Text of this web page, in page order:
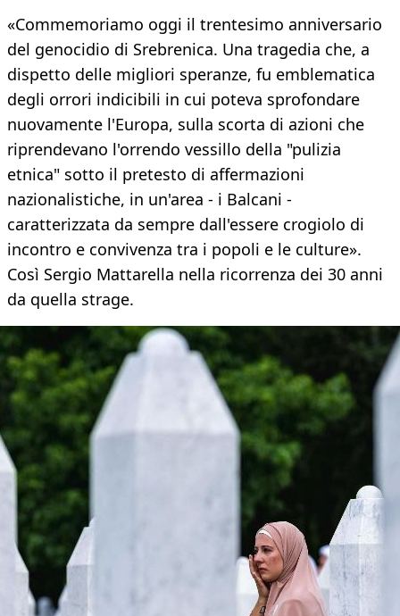
«Commemoriamo oggi il trentesimo anniversario
del genocidio di Srebrenica. Una tragedia che, a
dispetto delle migliori speranze, fu emblematica
degli orrori indicibili in cui poteva sprofondare
nuovamente l'Europa, sulla scorta di azioni che
riprendevano l'orrendo vessillo della "pulizia
etnica" sotto il pretesto di affermazioni
nazionalistiche, in un'area - i Balcani -
caratterizzata da sempre dall'essere crogiolo di
incontro e convivenza tra i popoli e le culture».
Così Sergio Mattarella nella ricorrenza dei 30 anni
da quella strage.